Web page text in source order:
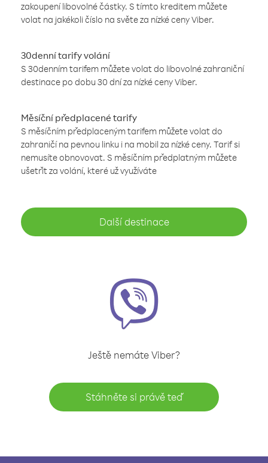
zakoupení libovolné částky. S tímto kreditem můžete
volat na jakékoli číslo na světe za nízké ceny Viber.
30denní tarify volání
S 30denním tarifem můžete volat do libovolné zahraniční
destinace po dobu 30 dní za nízké ceny Viber.
Měsíční předplacené tarify
S měsíčním předplaceným tarifem můžete volat do
zahraničí na pevnou linku i na mobil za nízké ceny. Tarif si
nemusíte obnovovat. S měsíčním předplatným můžete
ušetřit za volání, které už využíváte
Další destinace
Ještě nemáte Viber?
Stáhněte si právě teď